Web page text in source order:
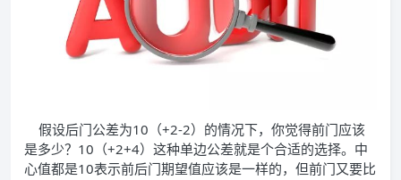
假设后门公差为10（+2-2）的情况下，你觉得前门应该
是多少？10（+2+4）这种单边公差就是个合适的选择。中
心值都是10表示前后门期望值应该是一样的，但前门又要比